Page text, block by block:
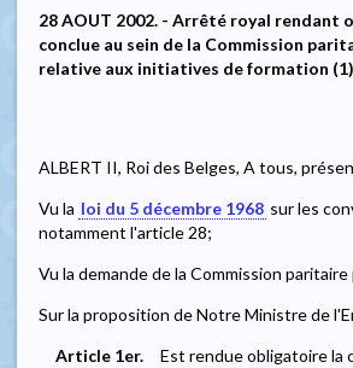
28 AOUT 2002. - Arrêté royal rendant
conclue au sein de la Commission
relative aux initiatives de formation (1)
ALBERT II, Roi des Belges, A tous,
Vu la loi du 5 décembre 1968 sur les
notamment l'article 28;
Vu la demande de la Commission
Sur la proposition de Notre Ministre de
Article 1er.
Est rendue obligatoire la